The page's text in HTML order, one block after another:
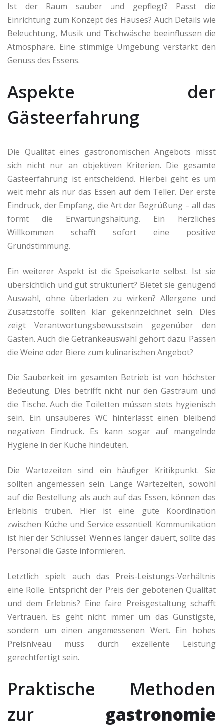
Ist der Raum sauber und gepflegt? Passt die
Einrichtung zum Konzept des Hauses? Auch Details wie
Beleuchtung, Musik und Tischwäsche beeinflussen die
Atmosphäre. Eine stimmige Umgebung verstärkt den
Genuss des Essens.
Aspekte der
Gästeerfahrung
Die Qualität eines gastronomischen Angebots misst
sich nicht nur an objektiven Kriterien. Die gesamte
Gästeerfahrung ist entscheidend. Hierbei geht es um
weit mehr als nur das Essen auf dem Teller. Der erste
Eindruck, der Empfang, die Art der Begrüßung – all das
formt die Erwartungshaltung. Ein herzliches
Willkommen schafft sofort eine positive
Grundstimmung.
Ein weiterer Aspekt ist die Speisekarte selbst. Ist sie
übersichtlich und gut strukturiert? Bietet sie genügend
Auswahl, ohne überladen zu wirken? Allergene und
Zusatzstoffe sollten klar gekennzeichnet sein. Dies
zeigt Verantwortungsbewusstsein gegenüber den
Gästen. Auch die Getränkeauswahl gehört dazu. Passen
die Weine oder Biere zum kulinarischen Angebot?
Die Sauberkeit im gesamten Betrieb ist von höchster
Bedeutung. Dies betrifft nicht nur den Gastraum und
die Tische. Auch die Toiletten müssen stets hygienisch
sein. Ein unsauberes WC hinterlässt einen bleibend
negativen Eindruck. Es kann sogar auf mangelnde
Hygiene in der Küche hindeuten.
Die Wartezeiten sind ein häufiger Kritikpunkt. Sie
sollten angemessen sein. Lange Wartezeiten, sowohl
auf die Bestellung als auch auf das Essen, können das
Erlebnis trüben. Hier ist eine gute Koordination
zwischen Küche und Service essentiell. Kommunikation
ist hier der Schlüssel: Wenn es länger dauert, sollte das
Personal die Gäste informieren.
Letztlich spielt auch das Preis-Leistungs-Verhältnis
eine Rolle. Entspricht der Preis der gebotenen Qualität
und dem Erlebnis? Eine faire Preisgestaltung schafft
Vertrauen. Es geht nicht immer um das Günstigste,
sondern um einen angemessenen Wert. Ein hohes
Preisniveau muss durch exzellente Leistung
gerechtfertigt sein.
Praktische Methoden
zur gastronomie